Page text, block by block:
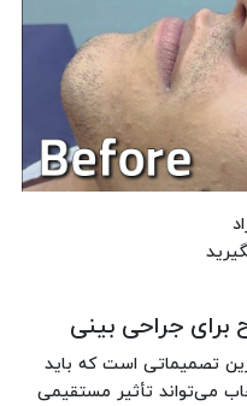
برای جراحی بینی
تصمیماتی است که باید
می‌تواند تأثیر مستقیمی